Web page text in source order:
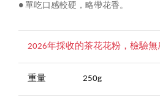
● 單吃口感較硬，略帶花香。
2026年採收的茶花花粉，檢驗無
重量 250g